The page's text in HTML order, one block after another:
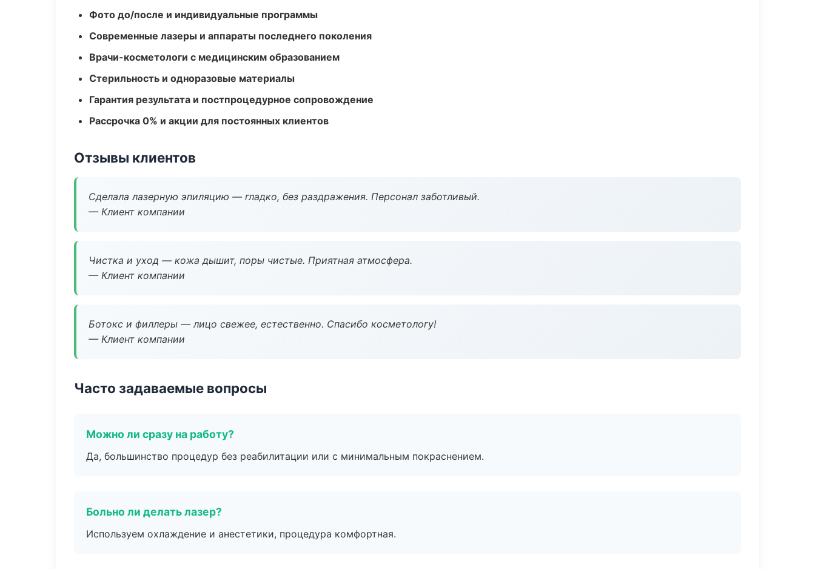
Фото до/после и индивидуальные программы
Современные лазеры и аппараты последнего поколения
Врачи-косметологи с медицинским образованием
Стерильность и одноразовые материалы
Гарантия результата и постпроцедурное сопровождение
Рассрочка 0% и акции для постоянных клиентов
Отзывы клиентов
Сделала лазерную эпиляцию — гладко, без раздражения. Персонал заботливый.
— Клиент компании
Чистка и уход — кожа дышит, поры чистые. Приятная атмосфера.
— Клиент компании
Ботокс и филлеры — лицо свежее, естественно. Спасибо косметологу!
— Клиент компании
Часто задаваемые вопросы
Можно ли сразу на работу?
Да, большинство процедур без реабилитации или с минимальным покраснением.
Больно ли делать лазер?
Используем охлаждение и анестетики, процедура комфортная.